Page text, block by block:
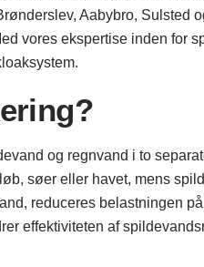
Aabybro, Sulsted
vores ekspertise inden for
og regnvand i to
søer eller havet, mens
reduceres belastningen
effektiviteten af